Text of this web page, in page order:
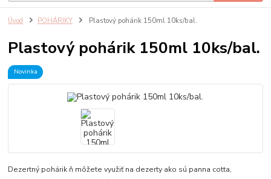
Úvod POHÁRIKY Plastový pohárik 150ml 10ks/bal.
Plastový pohárik 150ml 10ks/bal.
Novinka
Dezertný pohárik ň môžete využiť na dezerty ako sú panna cotta,